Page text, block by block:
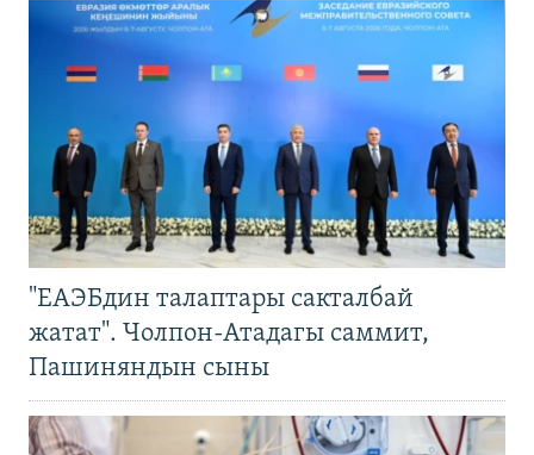
"ЕАЭБдин талаптары сакталбай
жатат". Чолпон-Атадагы саммит,
Пашиняндын сыны